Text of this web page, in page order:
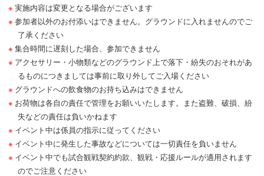
実施内容は変更となる場合がございます
参加者以外のお付添いはできません。グラウンドに入れませんのでご
了承ください
集合時間に遅刻した場合、参加できません
アクセサリー・小物類などのグラウンド上で落下・紛失のおそれがあ
るものにつきましては事前に取り外してご入場ください
グラウンドへの飲食物のお持ち込みはできません
お荷物は各自の責任で管理をお願いいたします。また盗難、破損、紛
失などの責任は負いかねます
イベント中は係員の指示に従ってください
イベント中に発生した事故などについては一切責任を負いません
イベント中でも試合観戦契約約款、観戦・応援ルールが適用されます
のでご注意ください